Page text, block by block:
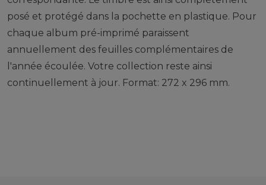
posé et protégé dans la pochette en plastique. Pour
chaque album pré-imprimé paraissent
annuellement des feuilles complémentaires de
l'année écoulée. Votre collection reste ainsi
continuellement à jour. Format: 272 x 296 mm.